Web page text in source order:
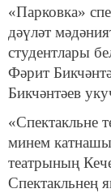
«Парковка»
дәүләт
студентлары
Фәрит
Бикчәнтәев
«Спектакльне
минем
театрының
Спектакльнең